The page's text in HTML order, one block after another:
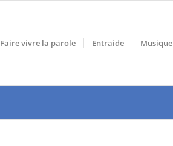
Faire vivre la parole Entraide Musique